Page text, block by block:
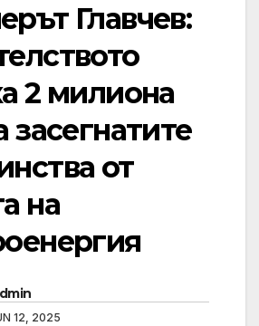
Главчев:
2 милиона
засегнатите
от
на
12, 2025